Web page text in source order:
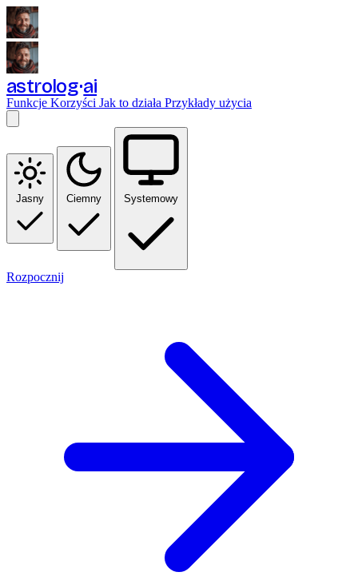
astrolog ai
Funkcje Korzyści Jak to działa Przykłady użycia
Jasny Ciemny Systemowy
Rozpocznij